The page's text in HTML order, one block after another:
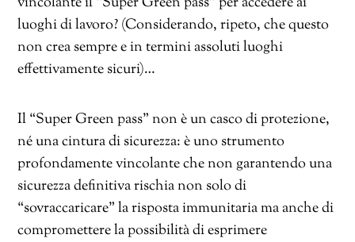
luoghi di lavoro? (Considerando, ripeto, che questo
non crea sempre e in termini assoluti luoghi
effettivamente sicuri)…
Il “Super Green pass” non è un casco di protezione,
né una cintura di sicurezza: è uno strumento
profondamente vincolante che non garantendo una
sicurezza definitiva rischia non solo di
“sovraccaricare” la risposta immunitaria ma anche di
compromettere la possibilità di esprimere